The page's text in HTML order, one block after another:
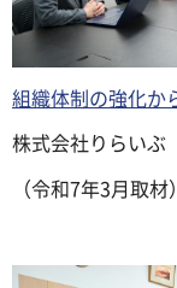
組織体制の強化か
株式会社りらいぶ
（令和7年3月取材）